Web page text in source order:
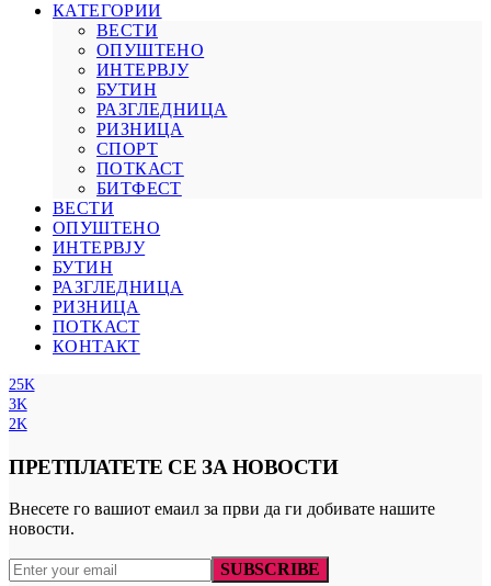
КАТЕГОРИИ
ВЕСТИ
ОПУШТЕНО
ИНТЕРВЈУ
БУТИН
РАЗГЛЕДНИЦА
РИЗНИЦА
СПОРТ
ПОТКАСТ
БИТФЕСТ
ВЕСТИ
ОПУШТЕНО
ИНТЕРВЈУ
БУТИН
РАЗГЛЕДНИЦА
РИЗНИЦА
ПОТКАСТ
КОНТАКТ
25K
3K
2K
ПРЕТПЛАТЕТЕ СЕ ЗА НОВОСТИ
Внесете го вашиот емаил за први да ги добивате нашите
новости.
SUBSCRIBE